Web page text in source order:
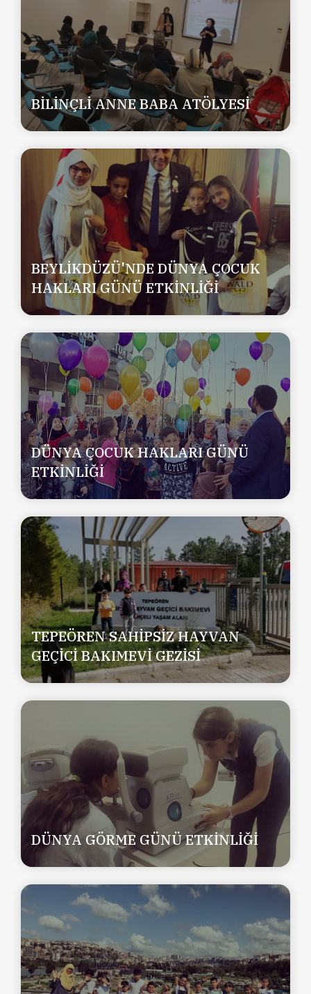
BİLİNÇLİ ANNE BABA ATÖLYESİ
BEYLİKDÜZÜ'NDE DÜNYA ÇOCUK
HAKLARI GÜNÜ ETKİNLİĞİ
DÜNYA ÇOCUK HAKLARI GÜNÜ
ETKİNLİĞİ
TEPEÖREN SAHİPSİZ HAYVAN
GEÇİCİ BAKIMEVİ GEZİSİ
DÜNYA GÖRME GÜNÜ ETKİNLİĞİ